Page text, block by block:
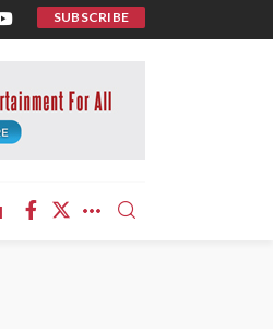
SUBSCRIBE